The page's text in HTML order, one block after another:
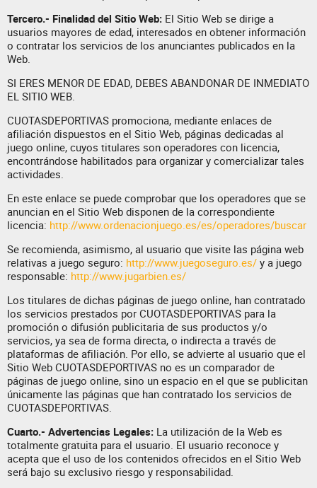
Tercero.- Finalidad del Sitio Web: El Sitio Web se dirige a
usuarios mayores de edad, interesados en obtener información
o contratar los servicios de los anunciantes publicados en la
Web.
SI ERES MENOR DE EDAD, DEBES ABANDONAR DE INMEDIATO
EL SITIO WEB.
CUOTASDEPORTIVAS promociona, mediante enlaces de
afiliación dispuestos en el Sitio Web, páginas dedicadas al
juego online, cuyos titulares son operadores con licencia,
encontrándose habilitados para organizar y comercializar tales
actividades.
En este enlace se puede comprobar que los operadores que se
anuncian en el Sitio Web disponen de la correspondiente
licencia: http://www.ordenacionjuego.es/es/operadores/buscar
Se recomienda, asimismo, al usuario que visite las página web
relativas a juego seguro: http://www.juegoseguro.es/ y a juego
responsable: http://www.jugarbien.es/
Los titulares de dichas páginas de juego online, han contratado
los servicios prestados por CUOTASDEPORTIVAS para la
promoción o difusión publicitaria de sus productos y/o
servicios, ya sea de forma directa, o indirecta a través de
plataformas de afiliación. Por ello, se advierte al usuario que el
Sitio Web CUOTASDEPORTIVAS no es un comparador de
páginas de juego online, sino un espacio en el que se publicitan
únicamente las páginas que han contratado los servicios de
CUOTASDEPORTIVAS.
Cuarto.- Advertencias Legales: La utilización de la Web es
totalmente gratuita para el usuario. El usuario reconoce y
acepta que el uso de los contenidos ofrecidos en el Sitio Web
será bajo su exclusivo riesgo y responsabilidad.